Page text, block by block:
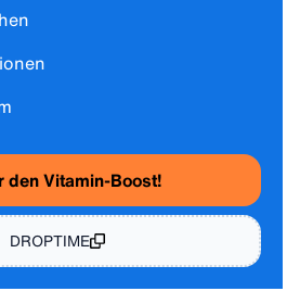
den Vitamin-Boost!
DROPTIME